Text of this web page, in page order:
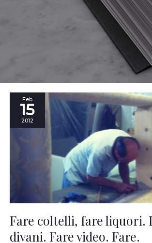
Feb
15
2012
Fare coltelli, fare liquori.
divani. Fare video. Fare.
Fare
coltelli,